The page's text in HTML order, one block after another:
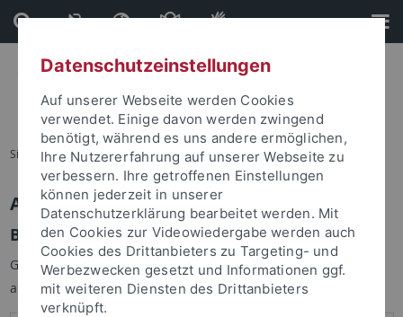
Direkt
zum
Inhalt
Direkt
zur
Fußleiste
Sie sind hier: Startseite
Anmelden
Benutzeranmeldung
Geben Sie Ihren Benutzernamen und Ihr Passwort an um sich
anzumelden:
Datenschutzeinstellungen
Auf unserer Webseite werden Cookies
verwendet. Einige davon werden zwingend
benötigt, während es uns andere ermöglichen,
Ihre Nutzererfahrung auf unserer Webseite zu
verbessern. Ihre getroffenen Einstellungen
können jederzeit in unserer
Datenschutzerklärung bearbeitet werden. Mit
den Cookies zur Videowiedergabe werden auch
Cookies des Drittanbieters zu Targeting- und
Werbezwecken gesetzt und Informationen ggf.
mit weiteren Diensten des Drittanbieters
verknüpft.